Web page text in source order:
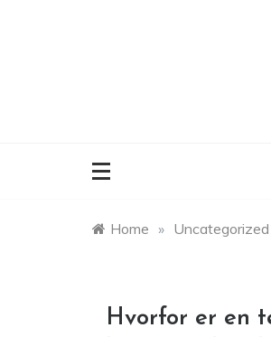
Home » Uncategorized
Hvorfor er en